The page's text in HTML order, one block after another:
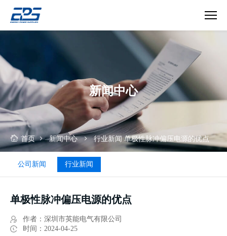
镀
电
源
新闻中心
首页 新闻中心 行业新闻 单极性脉冲偏压电源的优点
公司新闻 行业新闻
单极性脉冲偏压电源的优点
作者：深圳市英能电气有限公司
时间：2024-04-25